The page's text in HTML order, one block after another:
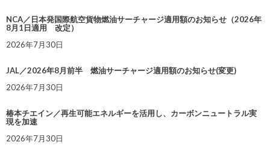
NCA／日本発国際航空貨物燃油サーチャージ適用額のお知らせ（2026年
8月1日適用 改定）
2026年7月30日
JAL／2026年8月前半 燃油サーチャージ適用額のお知らせ(変更)
2026年7月30日
椿本チエイン／再生可能エネルギーを活用し、カーボンニュートラル実
現を加速
2026年7月30日